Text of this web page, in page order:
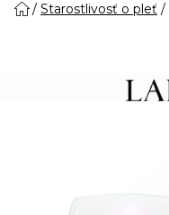
Starostlivosť o pleť